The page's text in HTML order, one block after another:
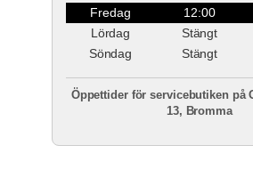
Fredag
12:00
Lördag
Stängt
Söndag
Stängt
Öppettider för servicebutiken på
13, Bromma